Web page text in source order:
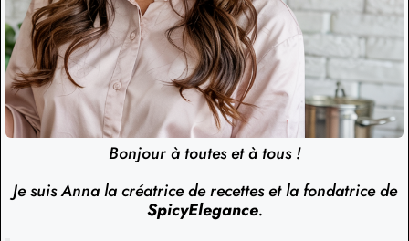
Bonjour à toutes et à tous !
Je suis Anna la créatrice de recettes et la fondatrice de
SpicyElegance.